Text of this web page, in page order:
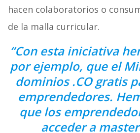
hacen colaboratorios o
de la malla curricular.
“Con esta iniciativa
por ejemplo, que el
dominios .CO gratis
emprendedores.
que los
acceder a